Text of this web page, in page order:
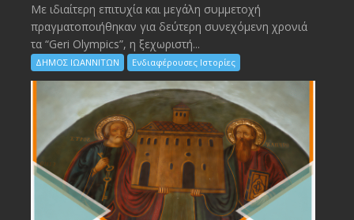
Με ιδιαίτερη επιτυχία και μεγάλη συμμετοχή
πραγματοποιήθηκαν για δεύτερη συνεχόμενη χρονιά
τα “Geri Olympics”, η ξεχωριστή...
ΔΗΜΟΣ ΙΩΑΝΝΙΤΩΝ Ενδιαφέρουσες Ιστορίες